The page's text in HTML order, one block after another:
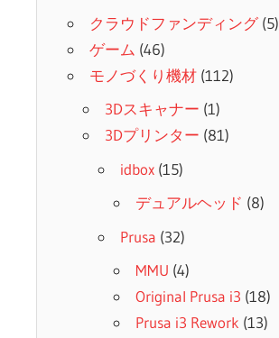
クラウドファンディング(5)
ゲーム (46)
モノづくり機材(112)
3Dスキャナー (1)
3Dプリンター (81)
idbox(15)
デュアルヘッド (8)
Prusa (32)
MMU (4)
Original Prusa i3 (18)
Prusa i3 Rework (13)